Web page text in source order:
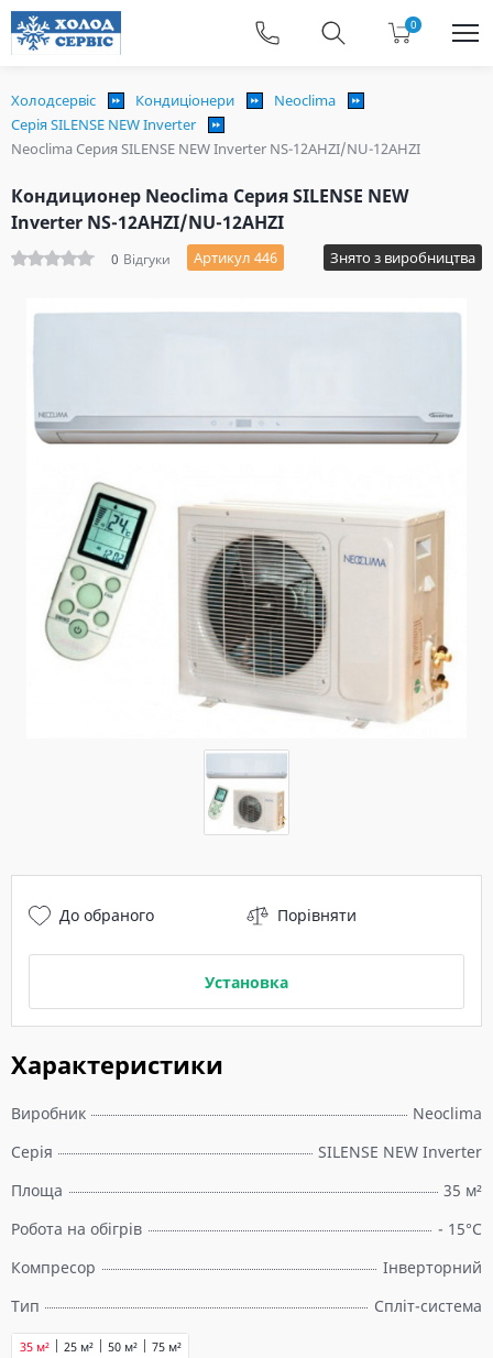
0
Холодсервіс Кондиціонери
Neoclima
Серія SILENSE NEW Inverter
Neoclima Серия SILENSE NEW Inverter NS-12AHZI/NU-12AHZI
Кондиционер Neoclima Серия SILENSE NEW
Inverter NS-12AHZI/NU-12AHZI
0 Відгуки Артикул 446 Знято з виробництва
Характеристики
Виробник
Neoclima
Серія
SILENSE NEW Inverter
Площа
35 м²
Робота на обігрів
- 15°C
Компресор
Інверторний
Тип
Спліт-система
25 м²
35 м² 50 м² 75 м²
До обраного Порівняти
Установка